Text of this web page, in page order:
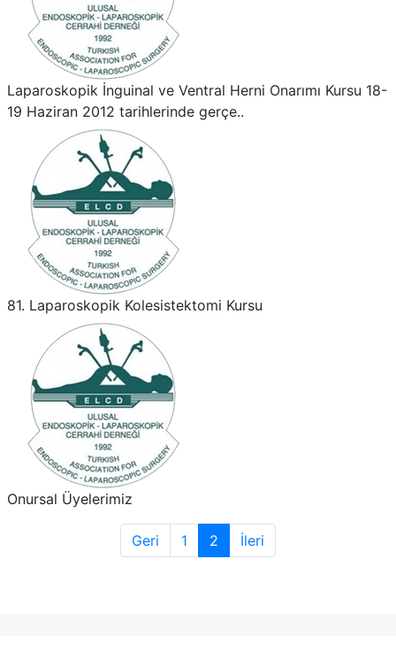
Laparoskopik İnguinal ve Ventral Herni Onarımı Kursu 18-
19 Haziran 2012 tarihlerinde gerçe..
81. Laparoskopik Kolesistektomi Kursu
Onursal Üyelerimiz
Geri 1 2 İleri